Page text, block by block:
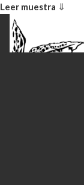
Leer muestra ⇓